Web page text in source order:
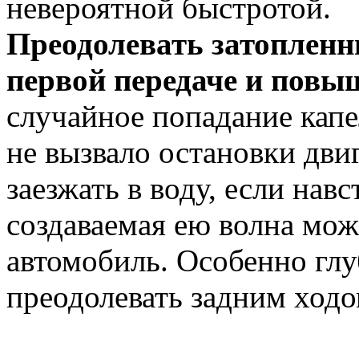
невероятной быстротой.
Преодолевать
первой передаче и
случайное попадание
не вызвало остановки
заезжать в воду, если
создаваемая ею волна
автомобиль. Особенно
преодолевать задним